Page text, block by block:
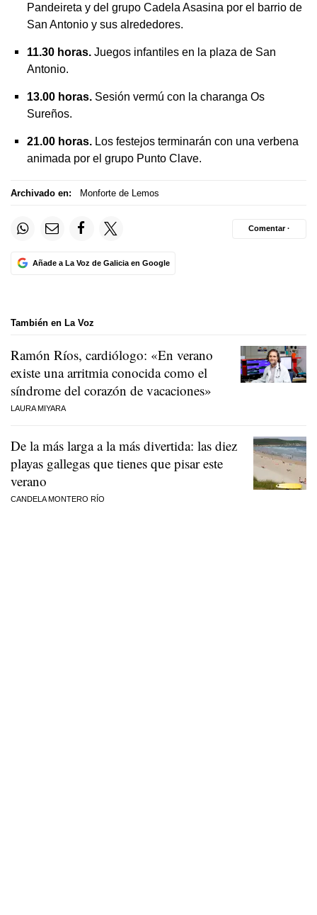
Pandeireta y del grupo Cadela Asasina por el barrio de
San Antonio y sus alrededores.
11.30 horas.Juegos infantiles en la plaza de San
Antonio.
13.00 horas.Sesión vermú con la charanga Os
Sureños.
21.00 horas.Los festejos terminarán con una verbena
animada por el grupo Punto Clave.
Archivado en: Monforte de Lemos
Añade a La Voz de Galicia en Google
Comentar ·
También en La Voz
Ramón Ríos, cardiólogo: «En verano
existe una arritmia conocida como el
síndrome del corazón de vacaciones»
LAURA MIYARA
De la más larga a la más divertida: las diez
playas gallegas que tienes que pisar este
verano
CANDELA MONTERO RÍO